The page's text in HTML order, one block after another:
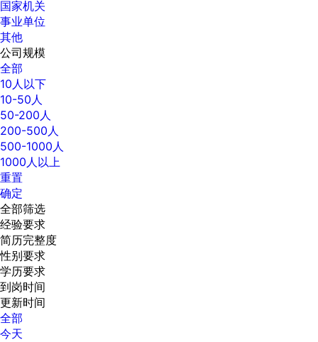
国家机关
事业单位
其他
公司规模
全部
10人以下
10-50人
50-200人
200-500人
500-1000人
1000人以上
重置
确定
全部筛选
经验要求
简历完整度
性别要求
学历要求
到岗时间
更新时间
全部
今天